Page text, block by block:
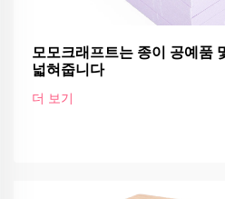
모모크래프트는 종이 공예품
넓혀줍니다
더 보기